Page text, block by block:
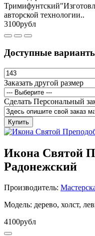
авторской технологии..
3100рубл
Доступные
Заказать другой размер
Сделать Персональный
Купить
Икона Святой
Радонежский
Производитель:
Модель: дерево, холст,
4100рубл